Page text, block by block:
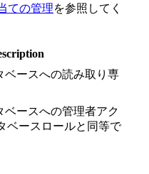
ての管理を参照してく
ベースへの読み取り専
ベースへの管理者アク
ベースロールと同等で